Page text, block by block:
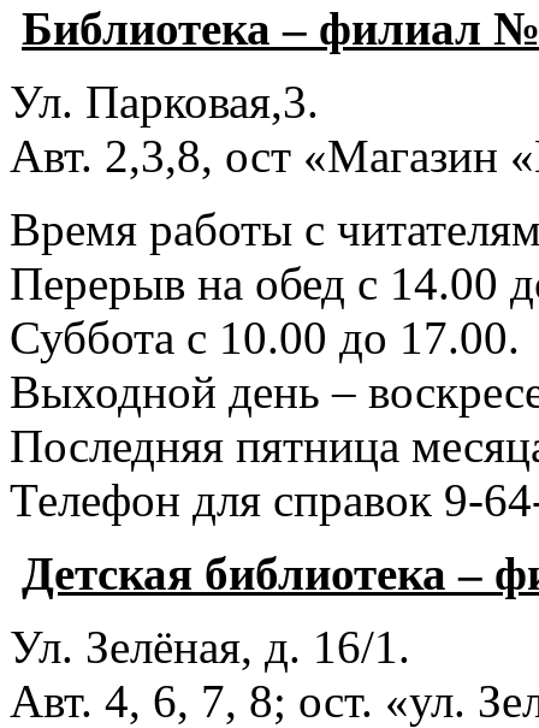
Библиотека – филиал
Ул. Парковая,3.
Авт. 2,3,8, ост «Магазин
Время работы с
Перерыв на обед с 14.00
Суббота с 10.00 до 17.00.
Выходной день –
Последняя пятница
Телефон для справок 9-
Детская библиотека –
Ул. Зелёная, д. 16/1.
Авт. 4, 6, 7, 8; ост. «ул.